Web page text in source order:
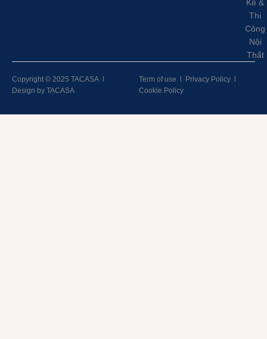
Kế &
Thi
Công
Nội
Thất
Copyright © 2025 TACASA l
Design by TACASA
Term of use l Privacy Policy l
Cookie Policy